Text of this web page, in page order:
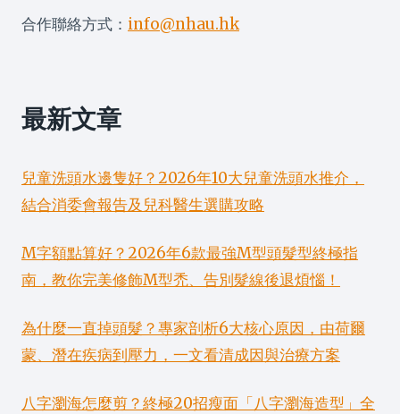
合作聯絡方式： info@nhau.hk
最新文章
兒童洗頭水邊隻好？2026年10大兒童洗頭水推介，
結合消委會報告及兒科醫生選購攻略
M字額點算好？2026年6款最強M型頭髮型終極指
南，教你完美修飾M型禿、告別髮線後退煩惱！
為什麼一直掉頭髮？專家剖析6大核心原因，由荷爾
蒙、潛在疾病到壓力，一文看清成因與治療方案
八字瀏海怎麼剪？終極20招瘦面「八字瀏海造型」全